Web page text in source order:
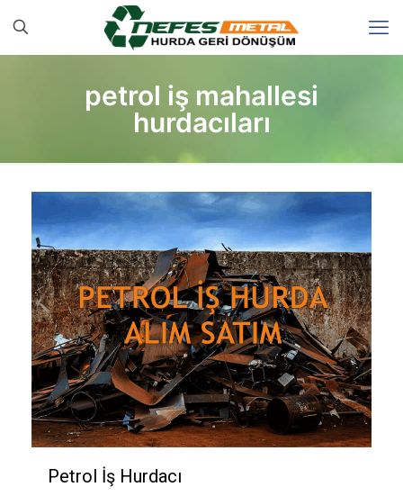
petrol iş mahallesi
hurdacıları
Petrol İş Hurdacı